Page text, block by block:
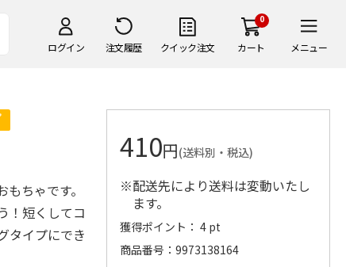
ログイン 注文履歴 クイック注文
0
カート メニュー
ちゃです。
！短くしてコ
タイプにでき
410円(送料別・税込)
※配送先により送料は変動いたし
ます。
獲得ポイント： 4 pt
商品番号
9973138164